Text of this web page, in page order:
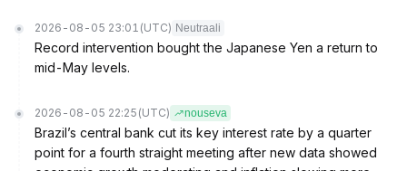
2026-08-05 23:01 (UTC) Neutraali
Record intervention bought the Japanese Yen a return to
mid-May levels.
2026-08-05 22:25 (UTC) nouseva
Brazil’s central bank cut its key interest rate by a quarter
point for a fourth straight meeting after new data showed